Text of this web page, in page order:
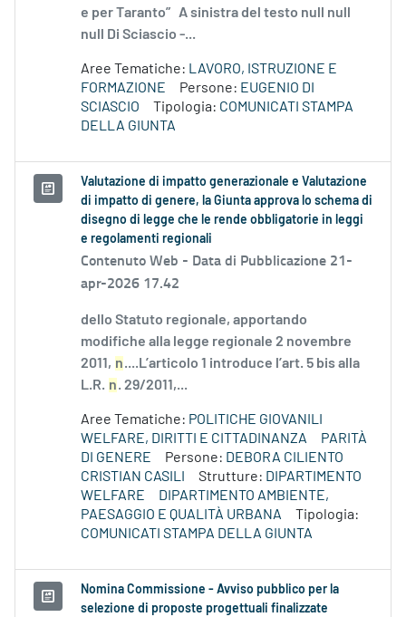
e per Taranto” A sinistra del testo null null
null Di Sciascio -...
Aree Tematiche: LAVORO, ISTRUZIONE E
FORMAZIONE
Persone: EUGENIO DI
SCIASCIO
Tipologia: COMUNICATI STAMPA
DELLA GIUNTA
Valutazione di impatto generazionale e Valutazione
di impatto di genere, la Giunta approva lo schema di
disegno di legge che le rende obbligatorie in leggi
e regolamenti regionali
Contenuto Web - Data di Pubblicazione 21-
apr-2026 17.42
dello Statuto regionale, apportando
modifiche alla legge regionale 2 novembre
2011, n....L’articolo 1 introduce l’art. 5 bis alla
L.R. n. 29/2011,...
Aree Tematiche: POLITICHE GIOVANILI
WELFARE, DIRITTI E CITTADINANZA
PARITÀ
DI GENERE
Persone: DEBORA CILIENTO
CRISTIAN CASILI
Strutture: DIPARTIMENTO
WELFARE
DIPARTIMENTO AMBIENTE,
PAESAGGIO E QUALITÀ URBANA
Tipologia:
COMUNICATI STAMPA DELLA GIUNTA
Nomina Commissione - Avviso pubblico per la
selezione di proposte progettuali finalizzate